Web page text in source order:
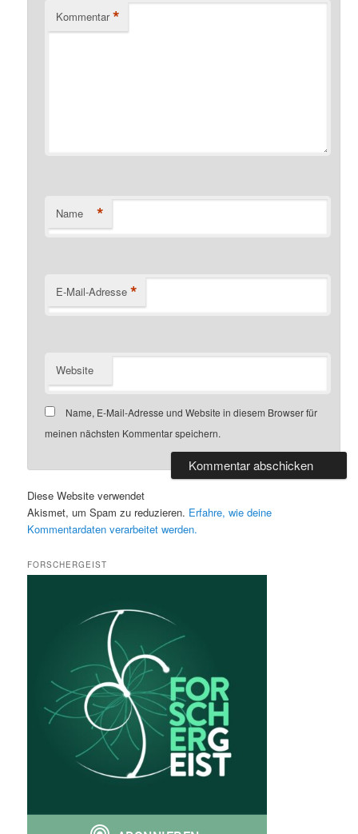
Kommentar *
Name *
E-Mail-Adresse *
Website
Name, E-Mail-Adresse und Website in diesem Browser für
meinen nächsten Kommentar speichern.
Diese Website verwendet
Akismet, um Spam zu reduzieren. Erfahre, wie deine
Kommentardaten verarbeitet werden.
FORSCHERGEIST